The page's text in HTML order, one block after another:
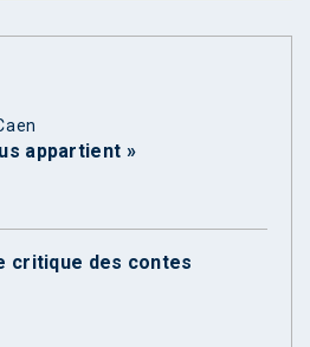
appartient »
critique des contes